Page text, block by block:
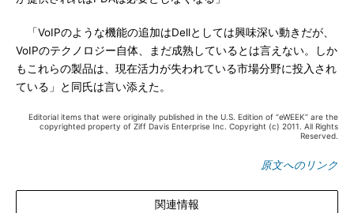
「VoIPのような機能の追加はDellとしては興味深い動きだが、
VoIPのテクノロジー自体、まだ成熟しているとは言えない。しか
もこれらの製品は、現在活力が失われている市場分野に投入され
ている」と同氏は言い添えた。
Editorial items that were originally published in the U.S. Edition of “eWEEK” are the
copyrighted property of Ziff Davis Enterprise Inc. Copyright (c) 2011. All Rights
Reserved.
原文へのリンク
関連情報